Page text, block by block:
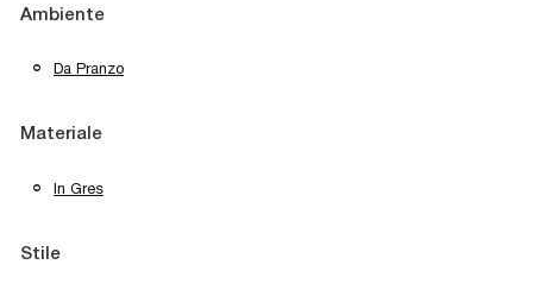
Ambiente
Da Pranzo
Materiale
In Gres
Stile